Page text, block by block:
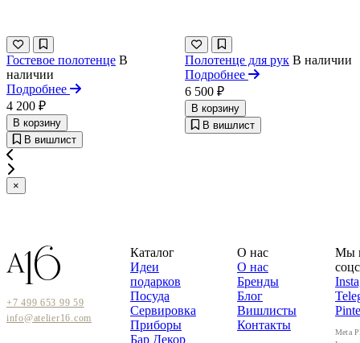
Гостевое полотенце В
наличии
Подробнее
4 200 ₽
В корзину
В вишлист
Полотенце для рук В наличии
Подробнее
6 500 ₽
В корзину
В вишлист
×
+7 499 653 99 59
info@atelier16.com
Каталог
Идеи
подарков
Посуда
Сервировка
Приборы
Бар Декор
О нас
О нас
Бренды
Блог
Вишлисты
Контакты
Мы
Meta